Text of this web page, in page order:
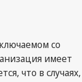
со
имеет
что в случаях,